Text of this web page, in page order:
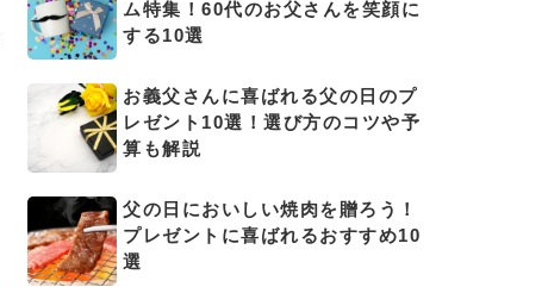
ム特集！60代のお父さんを笑顔に
する10選
お義父さんに喜ばれる父の日のプ
レゼント10選！選び方のコツや予
算も解説
父の日においしい焼肉を贈ろう！
プレゼントに喜ばれるおすすめ10
選